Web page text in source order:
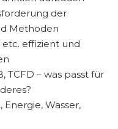
der
Methoden
etc. effizient und
TCFD – was passt für
Energie, Wasser,